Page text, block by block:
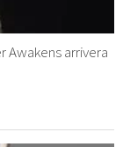
Awakens arrivera